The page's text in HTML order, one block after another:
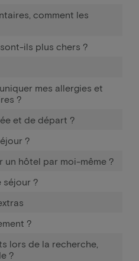
comment les
ils plus chers ?
mes allergies et
?
et de départ ?
?
un hôtel par moi-même ?
séjour ?
?
lors de la recherche,
?